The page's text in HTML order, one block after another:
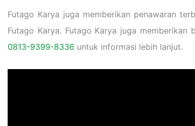
Futago Karya juga memberikan penawaran
Futago Karya. Futago Karya juga
0813-9399-8336 untuk informasi lebih lanjut.